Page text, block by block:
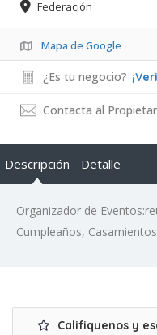
Federación
Mapa de Google
¿Es tu negocio?
Contacta al
Descripción Detalle
Organizador de
Cumpleaños,
Califiquenos y